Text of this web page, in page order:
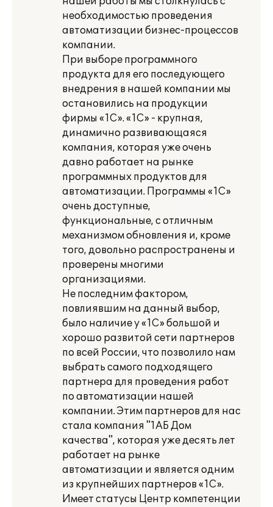
необходимостью проведения
автоматизации бизнес-процессов
компании.
При выборе программного
продукта для его последующего
внедрения в нашей компании мы
остановились на продукции
фирмы «1С». «1С» - крупная,
динамично развивающаяся
компания, которая уже очень
давно работает на рынке
программных продуктов для
автоматизации. Программы «1С»
очень доступные,
функциональные, с отличным
механизмом обновления и, кроме
того, довольно распространены и
проверены многими
организациями.
Не последним фактором,
повлиявшим на данный выбор,
было наличие у «1С» большой и
хорошо развитой сети партнеров
по всей России, что позволило нам
выбрать самого подходящего
партнера для проведения работ
по автоматизации нашей
компании. Этим партнеров для нас
стала компания "1АБ Дом
качества", которая уже десять лет
работает на рынке
автоматизации и является одним
из крупнейших партнеров «1С».
Имеет статусы Центр компетенции